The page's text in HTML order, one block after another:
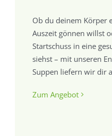
Ob du deinem Körper
Auszeit gönnen willst
Startschuss in eine
siehst – mit unseren
Suppen liefern wir dir
Zum Angebot